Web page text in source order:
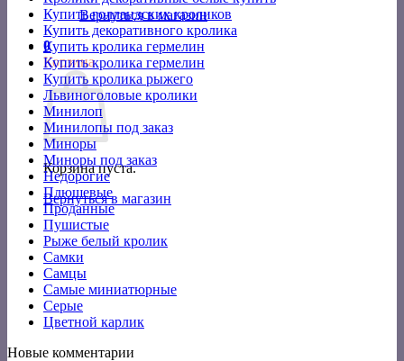
Вернуться в магазин
0
Корзина
Корзина пуста.
Вернуться в магазин
Купить голландских кроликов
Купить декоративного кролика
Купить кролика гермелин
Купить кролика гермелин
Купить кролика рыжего
Львиноголовые кролики
Минилоп
Минилопы под заказ
Миноры
Миноры под заказ
Недорогие
Плюшевые
Проданные
Пушистые
Рыже белый кролик
Самки
Самцы
Самые миниатюрные
Серые
Цветной карлик
Новые комментарии